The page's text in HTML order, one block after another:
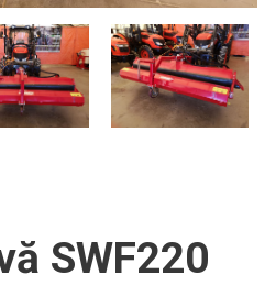
SWF220